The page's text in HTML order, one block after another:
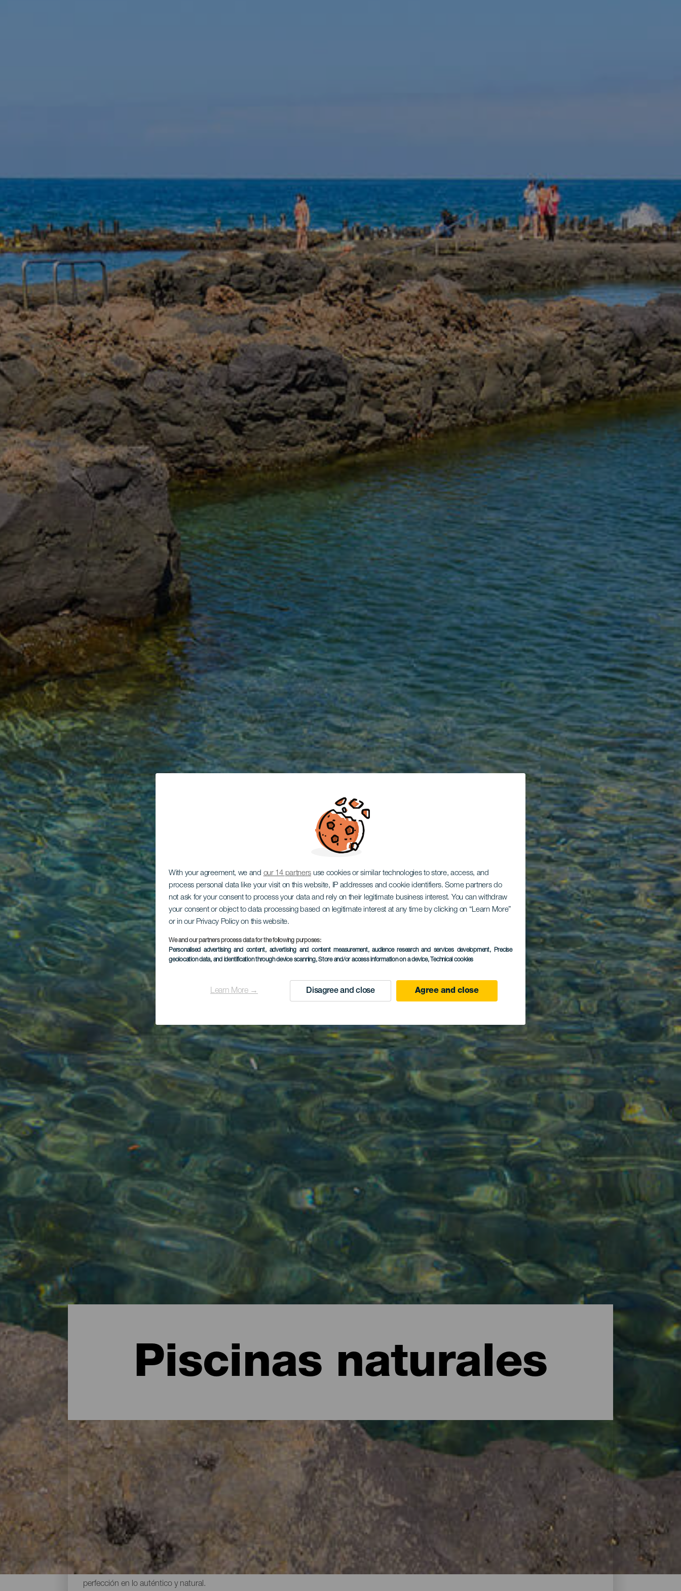
With your agreement, we and our 14 partners use cookies or similar technologies to store, access, and
process personal data like your visit on this website, IP addresses and cookie identifiers. Some partners do
not ask for your consent to process your data and rely on their legitimate business interest. You can withdraw
your consent or object to data processing based on legitimate interest at any time by clicking on “Learn More”
or in our Privacy Policy on this website.
We and our partners process data for the following purposes:
Personalised advertising and content, advertising and content measurement, audience research and services development, Precise
geolocation data, and identification through device scanning, Store and/or access information on a device, Technical cookies
Learn More → Disagree and close Agree and close
Piscinas naturales
Un entorno espectacular para zambullirse
Darse un baño en las cristalinas aguas del atlántico siempre es un placer, pero la experiencia se convierte en algo inolvidable cuando además se hace
en una de las muchas piscinas naturales de las Islas Canarias. El archipiélago es especialmente rico en estos recursos naturales, también en este
tipo de piscinas, todas ellas repletas de encanto y de una belleza que resulta impresionante. Las piscinas naturales son espacios estancos en los
que, debido a su constitución natural, penetra el agua del mar sin que haya intervenido la mano del hombre más que para acondicionar el entorno
con escaleras, pasarelas o trampolines. Por ello, son de visita obligada para todos los visitantes que, además de un refrescante chapuzón, buscan la
perfección en lo auténtico y natural.